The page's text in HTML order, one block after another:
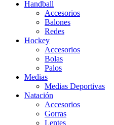
Handball
Accesorios
Balones
Redes
Hockey
Accesorios
Bolas
Palos
Medias
Medias Deportivas
Natación
Accesorios
Gorras
Lentes